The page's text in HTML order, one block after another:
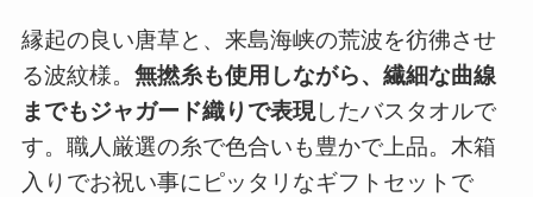
縁起の良い唐草と、来島海峡の荒波を彷彿させ
る波紋様。 無撚糸も使用しながら、繊細な曲線
までもジャガード織りで表現したバスタオルで
す。職人厳選の糸で色合いも豊かで上品。木箱
入りでお祝い事にピッタリなギフトセットで